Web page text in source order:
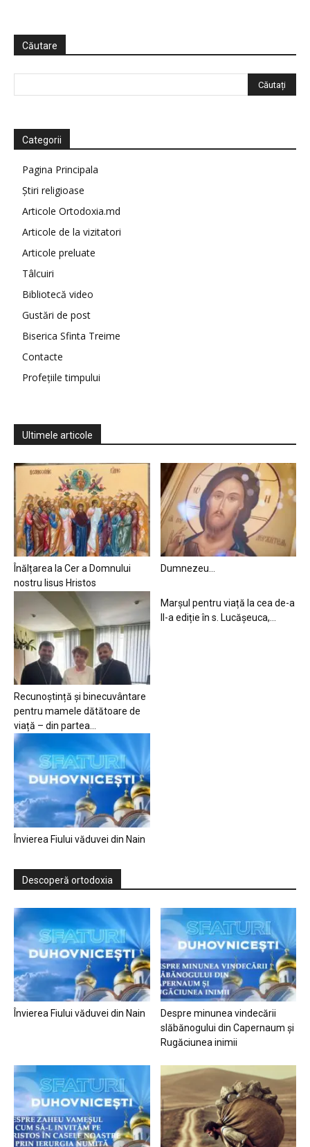
Căutare
Categorii
Pagina Principala
Știri religioase
Articole Ortodoxia.md
Articole de la vizitatori
Articole preluate
Tâlcuiri
Bibliotecă video
Gustări de post
Biserica Sfinta Treime
Contacte
Profețiile timpului
Ultimele articole
Înălțarea la Cer a Domnului
nostru Iisus Hristos
Dumnezeu…
Recunoștință și binecuvântare
pentru mamele dătătoare de
viață – din partea...
Marșul pentru viață la cea de-a
II-a ediție în s. Lucășeuca,...
Învierea Fiului văduvei din Nain
Descoperă ortodoxia
Învierea Fiului văduvei din Nain
Despre minunea vindecării
slăbănogului din Capernaum și
Rugăciunea inimii